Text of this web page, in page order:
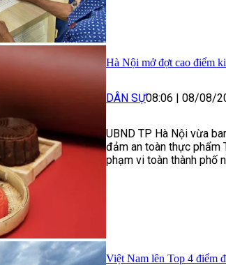
Hà Nội mở đợt cao điểm
DÂN SỰ08:06 08/08/
UBND TP Hà Nội vừa
đảm an toàn thực phẩm
phạm vi toàn thành phố
Việt Nam lên Top 4 điểm